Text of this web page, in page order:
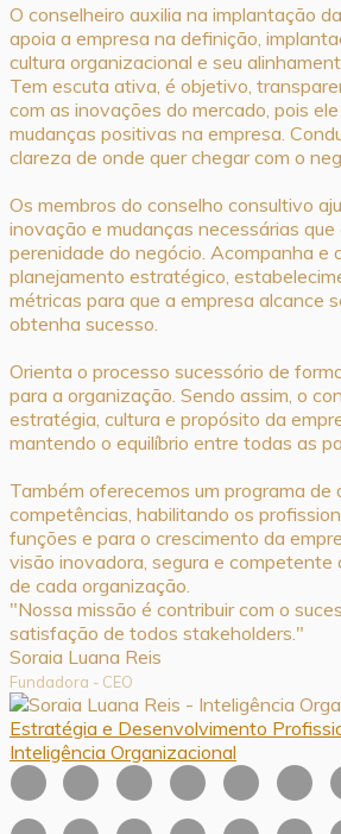
O conselheiro auxilia na implantação
apoia a empresa na definição,
cultura organizacional e seu
Tem escuta ativa, é objetivo,
com as inovações do mercado, pois
mudanças positivas na empresa.
clareza de onde quer chegar com o
Os membros do conselho consultivo
inovação e mudanças necessárias
perenidade do negócio. Acompanha e
planejamento estratégico,
métricas para que a empresa alcance
obtenha sucesso.
Orienta o processo sucessório de
para a organização. Sendo assim, o
estratégia, cultura e propósito da
mantendo o equilíbrio entre todas as
Também oferecemos um programa
competências, habilitando os
funções e para o crescimento da
visão inovadora, segura e competente
de cada organização.
"Nossa missão é contribuir com o
satisfação de todos stakeholders."
Soraia Luana Reis
Fundadora - CEO
Estratégia e Desenvolvimento
Inteligência Organizacional